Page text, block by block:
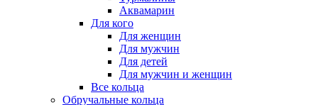
Аквамарин
Для кого
Для женщин
Для мужчин
Для детей
Для мужчин и женщин
Все кольца
Обручальные кольца